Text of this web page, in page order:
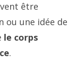
être
ou une idée de
le corps
.